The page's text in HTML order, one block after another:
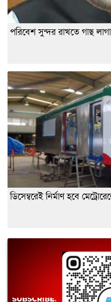
পরিবেশ সুন্দর রাখতে গাছ
ডিসেম্বরেই নির্মাণ হবে